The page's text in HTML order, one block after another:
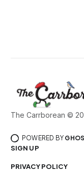
The Carrborean ©
POWERED BY
SIGN UP
PRIVACY POLICY